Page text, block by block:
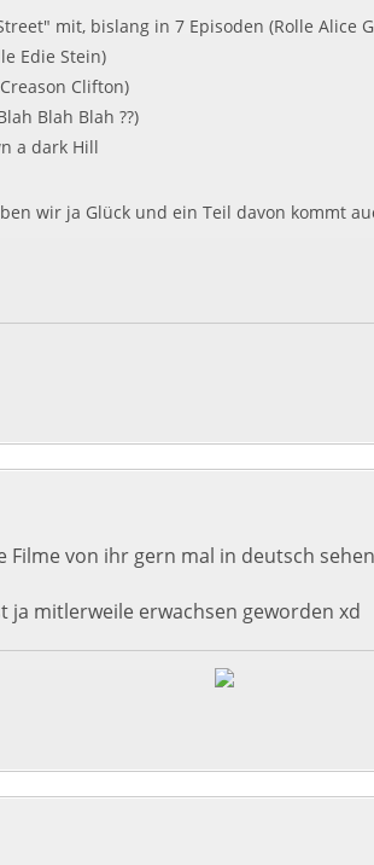
mit, bislang in 7 Episoden (Rolle Alice
Edie Stein)
Clifton)
Blah Blah ??)
a dark Hill
wir ja Glück und ein Teil davon kommt
Filme von ihr gern mal in deutsch sehen
ja mitlerweile erwachsen geworden xd